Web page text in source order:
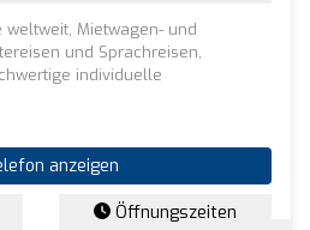
Mietwagen- und
und Sprachreisen,
individuelle
anzeigen
Öffnungszeiten